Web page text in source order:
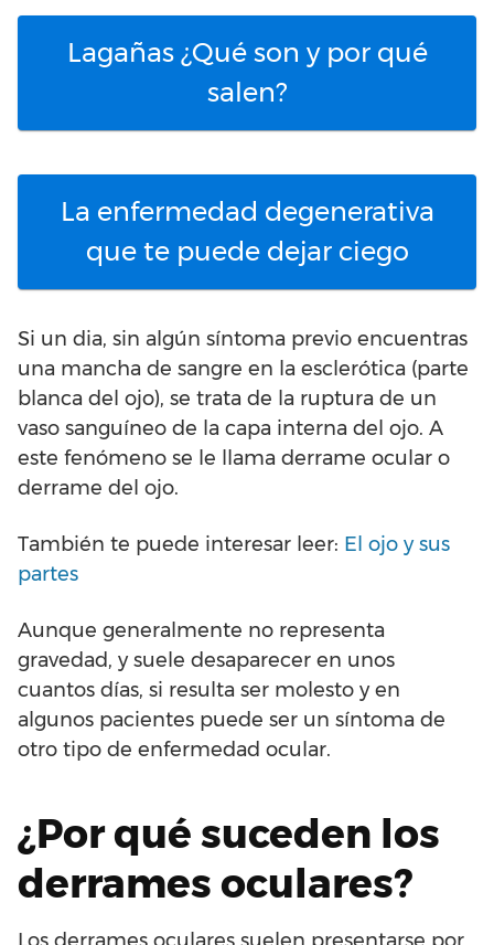
Lagañas ¿Qué son y por qué
salen?
La enfermedad degenerativa
que te puede dejar ciego
Si un dia, sin algún síntoma previo encuentras
una mancha de sangre en la esclerótica (parte
blanca del ojo), se trata de la ruptura de un
vaso sanguíneo de la capa interna del ojo. A
este fenómeno se le llama derrame ocular o
derrame del ojo.
También te puede interesar leer: El ojo y sus
partes
Aunque generalmente no representa
gravedad, y suele desaparecer en unos
cuantos días, si resulta ser molesto y en
algunos pacientes puede ser un síntoma de
otro tipo de enfermedad ocular.
¿Por qué suceden los
derrames oculares?